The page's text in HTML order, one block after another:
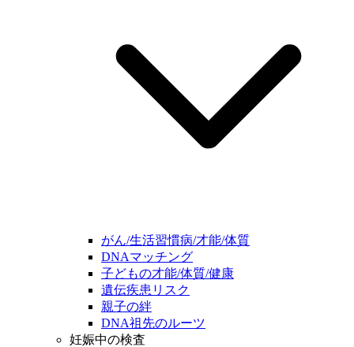
がん/生活習慣病/才能/体質
DNAマッチング
子どもの才能/体質/健康
遺伝疾患リスク
親子の絆
DNA祖先のルーツ
妊娠中の検査